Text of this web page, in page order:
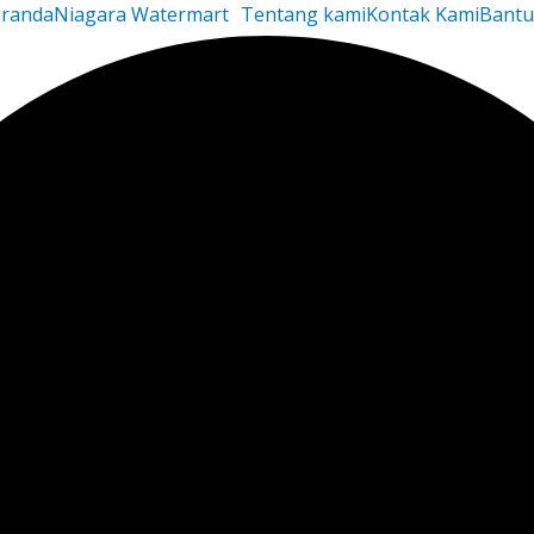
Niagara Watermart Tentang kamiKontak Kami